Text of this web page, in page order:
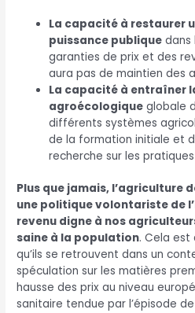
La capacité à restaurer
puissance publique dans
garanties de prix et des
aura pas de maintien des
La capacité à entraîner
agroécologique globale
différents systèmes
de la formation initiale et
recherche sur les
Plus que jamais, l’agriculture
une politique volontariste de
revenu digne à nos
saine à la population. Cela est
qu’ils se retrouvent dans un
spéculation sur les matières
hausse des prix au niveau
sanitaire tendue par l’épisode